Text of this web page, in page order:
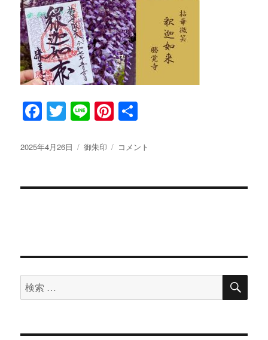
F
c
b
T
it
r
Li
e
Pi
te
st
投
2025年4月26日
カ
リ
御朱印
5
定
に
コメント
検
索
象:
検